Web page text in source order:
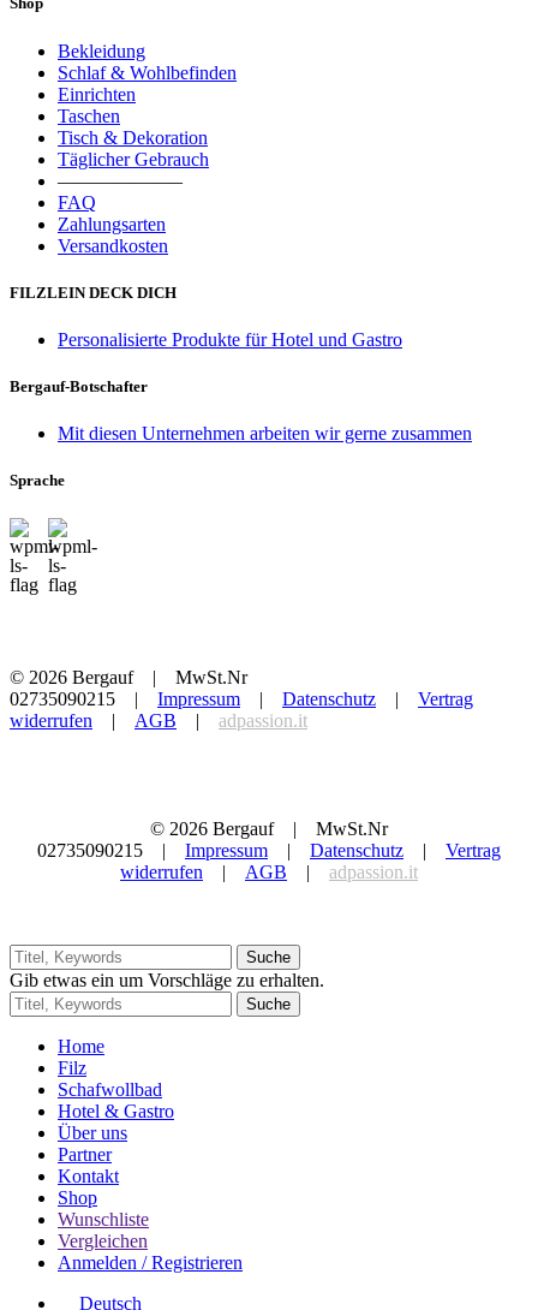
Bekleidung
Schlaf & Wohlbefinden
Einrichten
Taschen
Tisch & Dekoration
Täglicher Gebrauch
——————–
FAQ
Zahlungsarten
Versandkosten
FILZLEIN DECK DICH
Personalisierte Produkte für Hotel und Gastro
Bergauf-Botschafter
Mit diesen Unternehmen arbeiten wir gerne zusammen
Sprache
© 2026 Bergauf | MwSt.Nr
02735090215 | Impressum | Datenschutz | Vertrag
widerrufen | AGB | adpassion.it
© 2026 Bergauf | MwSt.Nr
02735090215 | Impressum | Datenschutz | Vertrag
widerrufen | AGB | adpassion.it
Suche
Gib etwas ein um Vorschläge zu erhalten.
Suche
Home
Filz
Schafwollbad
Hotel & Gastro
Über uns
Partner
Kontakt
Shop
Wunschliste
Vergleichen
Anmelden / Registrieren
Deutsch